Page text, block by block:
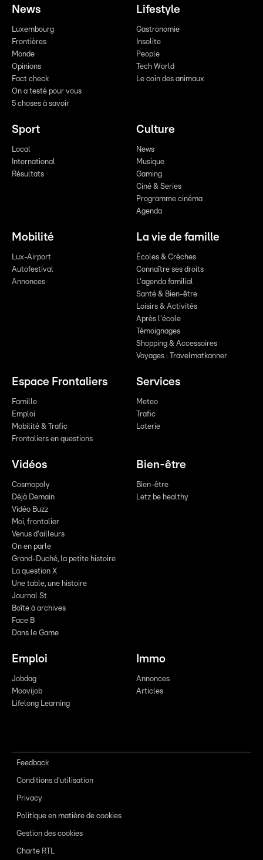
News
Luxembourg
Frontières
Monde
Opinions
Fact check
On a testé pour vous
5 choses à savoir
Lifestyle
Gastronomie
Insolite
People
Tech World
Le coin des animaux
Sport
Local
International
Résultats
Culture
News
Musique
Gaming
Ciné & Series
Programme cinéma
Agenda
Mobilité
Lux-Airport
Autofestival
Annonces
La vie de famille
Écoles & Crèches
Connaître ses droits
L'agenda familial
Santé & Bien-être
Loisirs & Activités
Après l'école
Témoignages
Shopping & Accessoires
Voyages : Travelmatkanner
Espace Frontaliers
Famille
Emploi
Mobilité & Trafic
Frontaliers en questions
Services
Meteo
Trafic
Loterie
Vidéos
Cosmopoly
Déjà Demain
Vidéo Buzz
Moi, frontalier
Venus d'ailleurs
On en parle
Grand-Duché, la petite histoire
La question X
Une table, une histoire
Journal St
Boîte à archives
Face B
Dans le Game
Bien-être
Bien-être
Letz be healthy
Emploi
Jobdag
Moovijob
Lifelong Learning
Immo
Annonces
Articles
Feedback
Conditions d'utilisation
Privacy
Politique en matière de cookies
Gestion des cookies
Charte RTL